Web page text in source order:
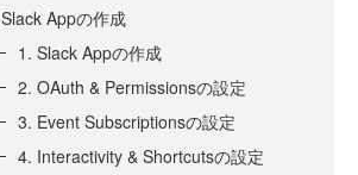
Slack Appの作成
1. Slack Appの作成
2. OAuth & Permissionsの設定
3. Event Subscriptionsの設定
4. Interactivity & Shortcutsの設定